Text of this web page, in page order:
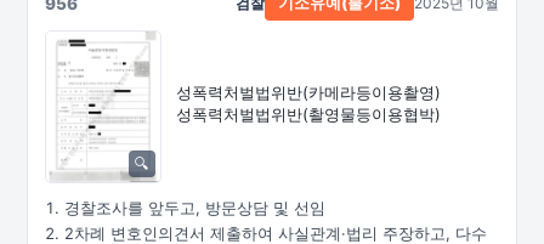
성폭력처벌법위반(카메라등이용촬영)
성폭력처벌법위반(촬영물등이용협박)
경찰조사를 앞두고, 방문상담 및 선임
2차례 변호인의견서 제출하여 사실관계·법리 주장하고, 다수